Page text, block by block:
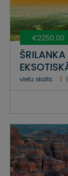
€2250.00
vietu skaits: 1